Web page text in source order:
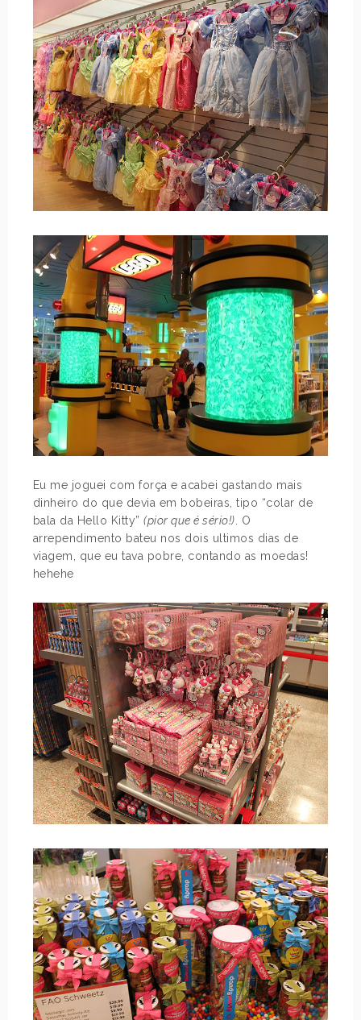
Eu me joguei com força e acabei gastando mais
dinheiro do que devia em bobeiras, tipo “colar de
bala da Hello Kitty”(pior que é sério!). O
arrependimento bateu nos dois ultimos dias de
viagem, que eu tava pobre, contando as moedas!
hehehe